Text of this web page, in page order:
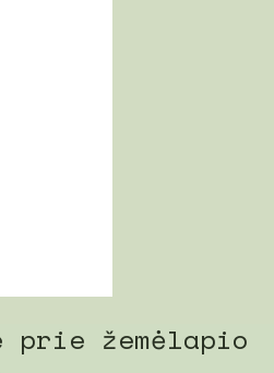
žemėlapio